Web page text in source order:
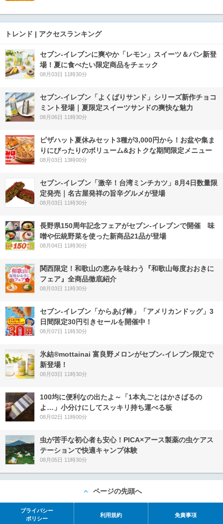
トレンド | アクセスランキング
セブン‐イレブンに爽やか「レモン」スイーツ＆パン新登
場！夏に食べたい限定商品をチェック
08月03日 11時30分
セブン‐イレブン「よくばりサンド」シリーズ新作チョコ
ミント登場｜夏限定スイーツサンドの爽快な魅力
08月06日 11時30分
ピザハット夏休みセット3種が3,000円から！お盆や集ま
りにぴったりのボリューム&おトクな期間限定メニュー
08月03日 13時00分
セブン-イレブン「激辛！台湾ミンチカツ」8月4日数量限
定発売｜名古屋発祥の旨辛グルメが登場
08月03日 11時30分
長野県150周年記念フェアがセブン-イレブンで開催 味
噌や伝統野菜を使った新商品21品が登場
08月04日 11時30分
関西限定！和歌山の恵みを味わう『和歌山毎度おおきに
フェア』全商品徹底紹介
08月03日 11時30分
セブン‐イレブン「からあげ棒」「アメリカンドッグ」3
日間限定30円引きセールを開催中！
08月07日 11時30分
氷結®mottainai 富良野メロンがセブン‐イレブン限定で
新登場！
08月03日 11時30分
100均に便利なの出たよ～「1本丸ごとはかさばるの
よ…」小分けにしてスッキリ持ち運べる板
08月02日 11時00分
虫が苦手な初心者も安心！PICA×アース製薬の虫ケアス
テーションで快適キャンプ体験
08月05日 11時30分
ページの先頭へ
プライバシー
ポリシー
利用規約 免責事項